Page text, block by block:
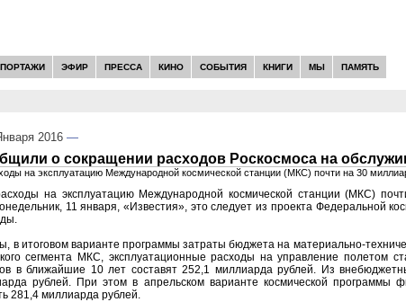
ЭФИР ПРЕССА КИНО СОБЫТИЯ КНИГИ МЫ ПАМЯТЬ
2016 —
о сокращении расходов Роскосмоса на
на эксплуатацию Международной космической станции (МКС) почти на 30
на эксплуатацию Международной космической станции (МКС)
11 января, «Известия», это следует из проекта Федеральной
в итоговом варианте программы затраты бюджета на материально-
сегмента МКС, эксплуатационные расходы на управление полетом
в ближайшие 10 лет составят 252,1 миллиарда рублей. Из
рублей. При этом в апрельском варианте космической программы
281,4 миллиарда рублей.